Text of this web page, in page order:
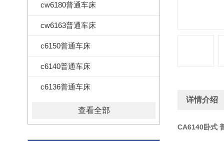
cw6180普通车床
cw6163普通车床
c6150普通车床
c6140普通车床
c6136普通车床
查看全部
详情介绍
CA6140卧式